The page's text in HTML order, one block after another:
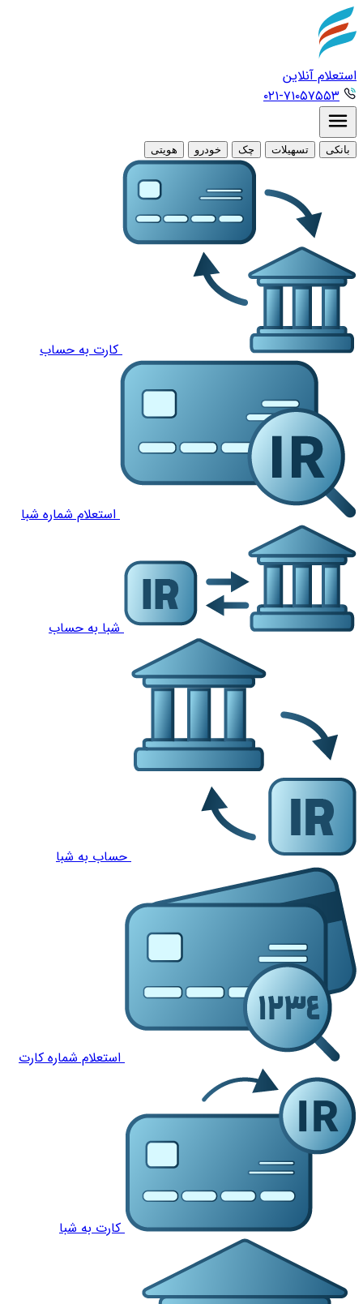
استعلام آنلاین
۰۲۱-۷۱۰۵۷۵۵۳
بانکی تسهیلات چک خودرو هویتی
کارت به حساب
استعلام شماره شبا
شبا به حساب
حساب به شبا
استعلام شماره کارت
کارت به شبا